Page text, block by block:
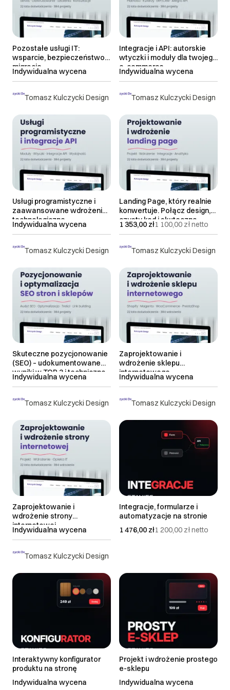
> 21 dni roboczych
do uzgodnienia
Najnowsze
Tomasz Kulczycki Design
Pozostałe usługi IT:
wsparcie, bezpieczeństwo i
migracje
Indywidualna wycena
Tomasz Kulczycki Design
Integracje i API: autorskie
wtyczki i moduły dla twojego
e-commerce
Indywidualna wycena
Tomasz Kulczycki Design
Usługi programistyczne i
zaawansowane wdrożenia
technologiczne
Indywidualna wycena
Tomasz Kulczycki Design
Landing Page, który realnie
konwertuje. Połącz design,
czysty kod i skuteczną
sprzedaż
1 353,00 zł1 100,00 złnetto
Tomasz Kulczycki Design
Skuteczne pozycjonowanie
(SEO) – udokumentowane
wyniki w TOP 3 i techniczna
optymalizacja
Indywidualna wycena
Tomasz Kulczycki Design
Zaprojektowanie i
wdrożenie sklepu
internetowego
Indywidualna wycena
Tomasz Kulczycki Design
Zaprojektowanie i
wdrożenie strony
internetowej
Indywidualna wycena
Integracje, formularze i
automatyzacje na stronie
1 476,00 zł1 200,00 złnetto
Interaktywny konfigurator
produktu na stronę
Indywidualna wycena
Projekt i wdrożenie prostego
e-sklepu
Indywidualna wycena